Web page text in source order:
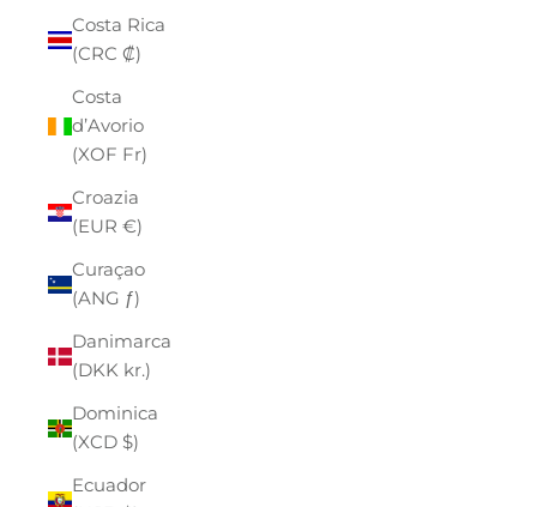
Costa Rica
(CRC ₡)
Costa
d’Avorio
(XOF Fr)
Croazia
(EUR €)
Curaçao
(ANG ƒ)
Danimarca
(DKK kr.)
Dominica
(XCD $)
Ecuador